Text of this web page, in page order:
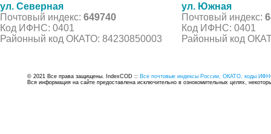
ул. Северная
Почтовый индекс: 649740
Код ИФНС: 0401
Районный код ОКАТО: 84230850003
ул. Южная
Почтовый индекс:
Код ИФНС: 0401
Районный код
© 2021 Все права защищены. IndexCOD :: Все почтовые индексы России, ОКАТО, коды
Вся информация на сайте предоставлена исключительно в ознокомительных целях,